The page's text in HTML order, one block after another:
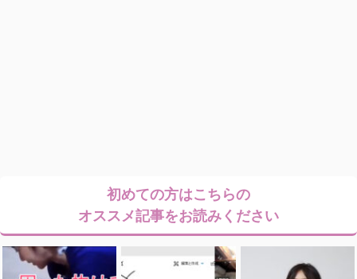
初めての方はこちらの
オススメ記事をお読みください